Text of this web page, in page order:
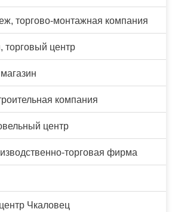
торгово-монтажная компания
торговый центр
компания
центр
торговая фирма
Чкаловец